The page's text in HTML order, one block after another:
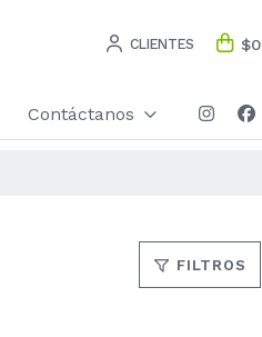
CLIENTES $0
Contáctanos
FILTROS